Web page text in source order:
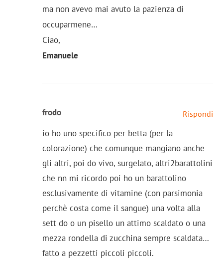
ma non avevo mai avuto la pazienza di
occuparmene…
Ciao,
Emanuele
frodo Rispondi
io ho uno specifico per betta (per la
colorazione) che comunque mangiano anche
gli altri, poi do vivo, surgelato, altri2barattolini
che nn mi ricordo poi ho un barattolino
esclusivamente di vitamine (con parsimonia
perchè costa come il sangue) una volta alla
sett do o un pisello un attimo scaldato o una
mezza rondella di zucchina sempre scaldata…
fatto a pezzetti piccoli piccoli.